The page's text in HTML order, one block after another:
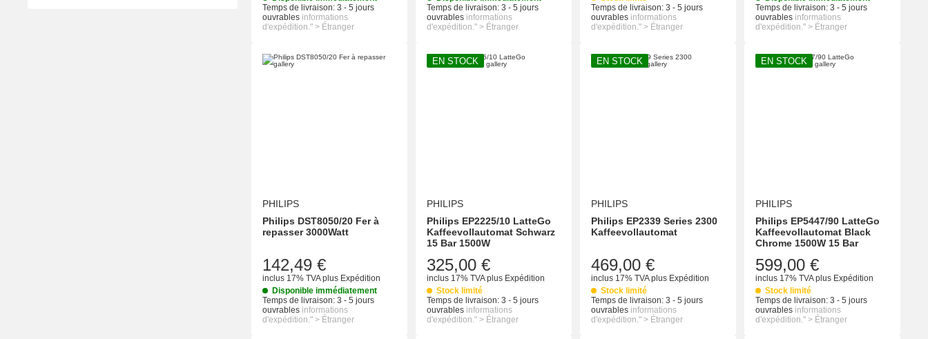
Temps de livraison: 3 - 5 jours
ouvrables informations
d'expédition." > Étranger
Temps de livraison: 3 - 5 jours
ouvrables informations
d'expédition." > Étranger
Temps de livraison: 3 - 5 jours
ouvrables informations
d'expédition." > Étranger
Temps de livraison: 3 - 5 jours
ouvrables informations
d'expédition." > Étranger
PHILIPS
Philips DST8050/20 Fer à
repasser 3000Watt
142,49 €
inclus 17% TVAplus Expédition
Disponible immédiatement
Temps de livraison: 3 - 5 jours
ouvrables informations
d'expédition." > Étranger
EN STOCK
PHILIPS
Philips EP2225/10 LatteGo
Kaffeevollautomat Schwarz
15 Bar 1500W
325,00 €
inclus 17% TVAplus Expédition
Stock limité
Temps de livraison: 3 - 5 jours
ouvrables informations
d'expédition." > Étranger
EN STOCK
PHILIPS
Philips EP2339 Series 2300
Kaffeevollautomat
469,00 €
inclus 17% TVAplus Expédition
Stock limité
Temps de livraison: 3 - 5 jours
ouvrables informations
d'expédition." > Étranger
EN STOCK
PHILIPS
Philips EP5447/90 LatteGo
Kaffeevollautomat Black
Chrome 1500W 15 Bar
599,00 €
inclus 17% TVAplus Expédition
Stock limité
Temps de livraison: 3 - 5 jours
ouvrables informations
d'expédition." > Étranger